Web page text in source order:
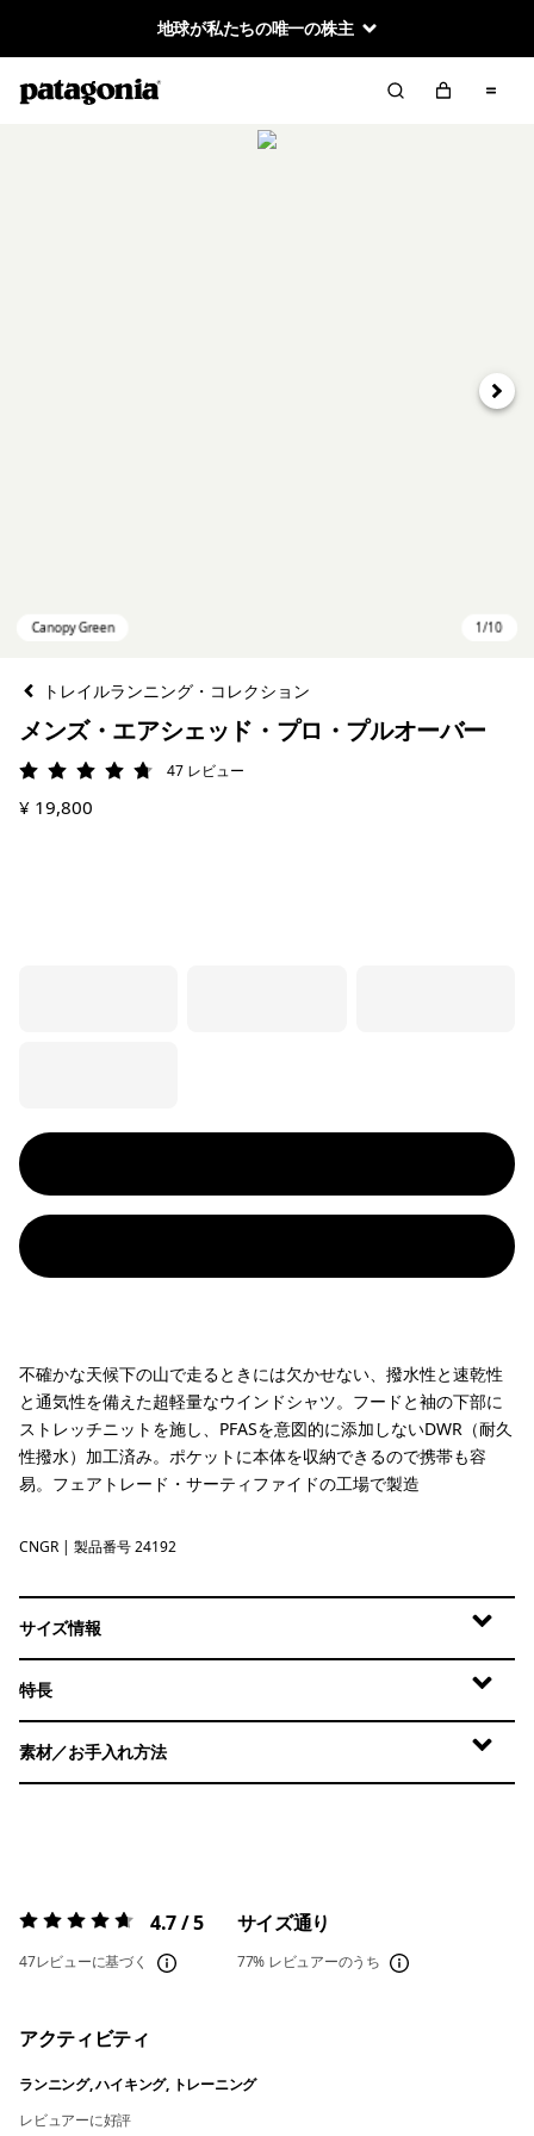
地球が私たちの唯一の株主
次へ
トレイルランニング・コレクション
メンズ・エアシェッド・プロ・プルオーバー
評価: 4.7 / 5
47 レビュー
¥ 19,800
不確かな天候下の山で走るときには欠かせない、撥水性と速乾性
と通気性を備えた超軽量なウインドシャツ。フードと袖の下部に
ストレッチニットを施し、PFASを意図的に添加しないDWR（耐久
性撥水）加工済み。ポケットに本体を収納できるので携帯も容
易。フェアトレード・サーティファイドの工場で製造
Canopy Green
CNGR | 製品番号 24192
サイズ情報
特長
素材／お手入れ方法
評価:4.7 / 5 4.7 / 5
47レビューに基づく
サイズ通り
77% レビュアーのうち
アクティビティ
ランニング, ハイキング, トレーニング
レビュアーに好評